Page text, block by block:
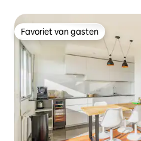
Favoriet van gasten
Favoriet van gasten